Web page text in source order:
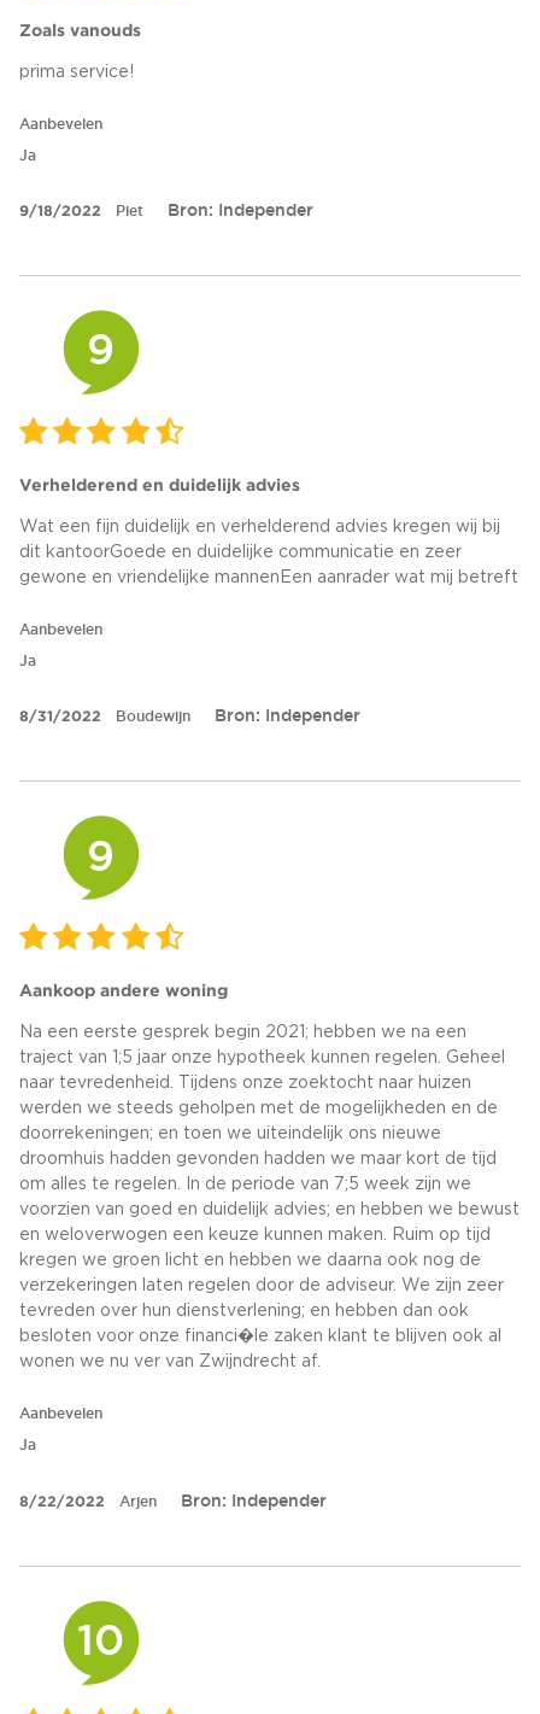
Zoals vanouds
prima service!
Aanbevelen
Ja
9/18/2022 Piet Bron: Independer
9
Verhelderend en duidelijk advies
Wat een fijn duidelijk en verhelderend advies kregen wij bij
dit kantoorGoede en duidelijke communicatie en zeer
gewone en vriendelijke mannenEen aanrader wat mij betreft
Aanbevelen
Ja
8/31/2022 Boudewijn Bron: Independer
9
Aankoop andere woning
Na een eerste gesprek begin 2021; hebben we na een
traject van 1;5 jaar onze hypotheek kunnen regelen. Geheel
naar tevredenheid. Tijdens onze zoektocht naar huizen
werden we steeds geholpen met de mogelijkheden en de
doorrekeningen; en toen we uiteindelijk ons nieuwe
droomhuis hadden gevonden hadden we maar kort de tijd
om alles te regelen. In de periode van 7;5 week zijn we
voorzien van goed en duidelijk advies; en hebben we bewust
en weloverwogen een keuze kunnen maken. Ruim op tijd
kregen we groen licht en hebben we daarna ook nog de
verzekeringen laten regelen door de adviseur. We zijn zeer
tevreden over hun dienstverlening; en hebben dan ook
besloten voor onze financi�le zaken klant te blijven ook al
wonen we nu ver van Zwijndrecht af.
Aanbevelen
Ja
8/22/2022 Arjen Bron: Independer
10